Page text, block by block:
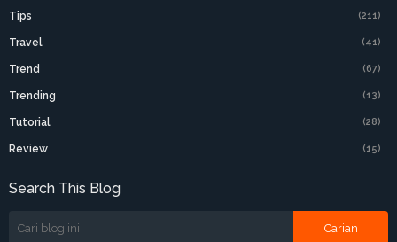
Tips (211)
Travel (41)
Trend (67)
Trending (13)
Tutorial (28)
Review (15)
Search This Blog